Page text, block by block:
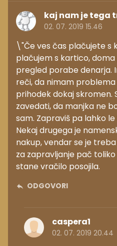
kaj nam je tega
02. 07. 2019 15.46
\"Če ves čas plačujete s
plačujem s kartico,
pregled porabe denarja.
reči, da nimam
prihodek dokaj skromen.
zavedati, da manjka ne
sam. Zapraviš pa lahko le
Nekaj drugega je
nakup, vendar se je
za zapravljanje pač
stane vračilo posojila.
ODGOVORI
caspera1
02. 07. 2019 20.44